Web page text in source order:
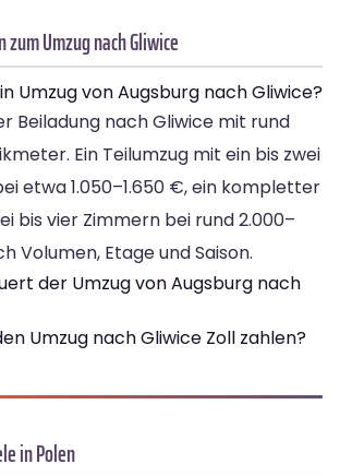
Umzug nach Gliwice
Umzug von Augsburg nach Gliwice?
Beiladung nach Gliwice mit rund
Ein Teilumzug mit ein bis zwei
etwa 1.050–1.650 €, ein kompletter
bis vier Zimmern bei rund 2.000–
Volumen, Etage und Saison.
der Umzug von Augsburg nach
Umzug nach Gliwice Zoll zahlen?
in Polen